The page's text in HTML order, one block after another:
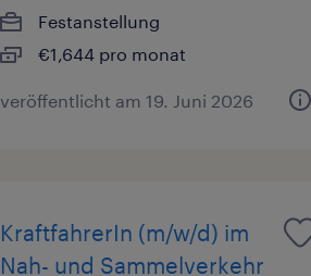
Festanstellung
€1,644 pro monat
veröffentlicht am 19. Juni 2026
KraftfahrerIn (m/w/d) im
Nah- und Sammelverkehr